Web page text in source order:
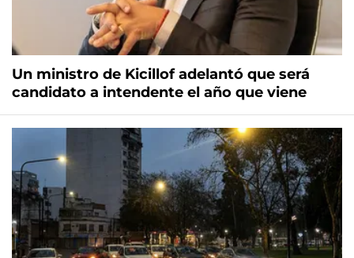
Un ministro de Kicillof adelantó que será
candidato a intendente el año que viene